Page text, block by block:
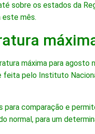
sobre os estados da
este mês.
máxima para agosto
feita pelo Instituto
comparação e
normal, para um